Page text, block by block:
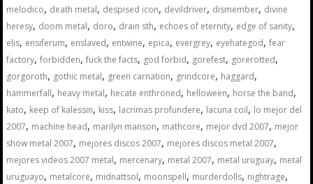
melodico, death metal, despised icon, devildriver, dismember, divine
heresy, doom metal, doro, drain sth, echoes of eternity, edge of sanity,
elis, ensiferum, enslaved, entwine, epica, evergrey, eyehategod,fear
factory,forbidden,fuck the facts, god forbid, gorefest, gorerotted,
gorgoroth, gothic metal, green carnation, grindcore, haggard,
hammerfall, heavy metal, hecate enthroned, helloween, horse the band,
kato, keep of kalessin, kiss, lacrimas profundere, lacuna coil, lo mejor del
2007, machine head, marilyn manson, mathcore, mejor dvd 2007, mejor
show metal 2007, mejores discos 2007, mejores discos metal 2007,
mejores videos 2007 metal, mercenary, metal 2007, metal uruguay, metal
uruguayo, metalcore, midnattsol, moonspell, murderdolls, nightrage,